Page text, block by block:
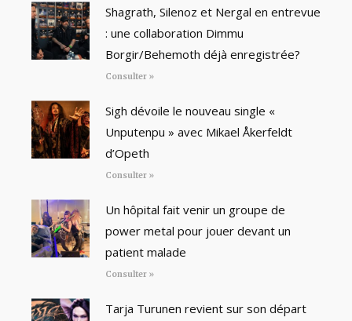
Shagrath, Silenoz et Nergal en entrevue
: une collaboration Dimmu
Borgir/Behemoth déjà enregistrée?
Consulter »
Sigh dévoile le nouveau single «
Unputenpu » avec Mikael Åkerfeldt
d’Opeth
Consulter »
Un hôpital fait venir un groupe de
power metal pour jouer devant un
patient malade
Consulter »
Tarja Turunen revient sur son départ